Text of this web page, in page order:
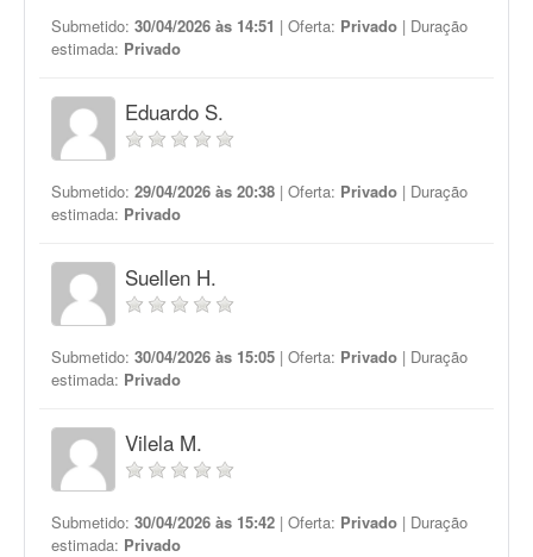
Submetido: 30/04/2026 às 14:51 | Oferta: Privado | Duração
estimada: Privado
Eduardo S.
Submetido: 29/04/2026 às 20:38 | Oferta: Privado | Duração
estimada: Privado
Suellen H.
Submetido: 30/04/2026 às 15:05 | Oferta: Privado | Duração
estimada: Privado
Vilela M.
Submetido: 30/04/2026 às 15:42 | Oferta: Privado | Duração
estimada: Privado